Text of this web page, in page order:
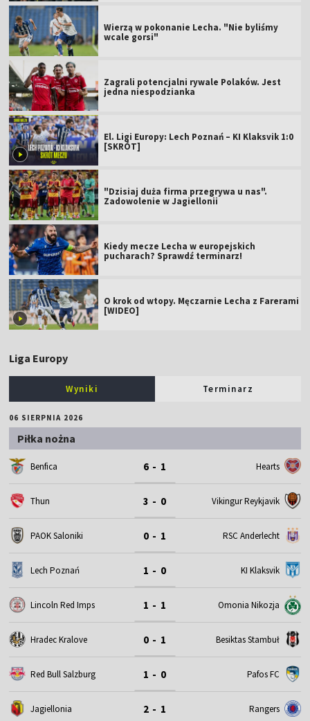
Wierzą w pokonanie Lecha. "Nie byliśmy
wcale gorsi"
Zagrali potencjalni rywale Polaków. Jest
jedna niespodzianka
El. Ligi Europy: Lech Poznań – KI Klaksvik 1:0
[SKRÓT]
"Dzisiaj duża firma przegrywa u nas".
Zadowolenie w Jagiellonii
Kiedy mecze Lecha w europejskich
pucharach? Sprawdź terminarz!
O krok od wtopy. Męczarnie Lecha z Farerami
[WIDEO]
Liga Europy
Wyniki Terminarz
06 SIERPNIA 2026
Piłka nożna
Benfica 6 - 1 Hearts
Thun 3 - 0 Vikingur Reykjavik
PAOK Saloniki 0 - 1 RSC Anderlecht
Lech Poznań 1 - 0 KI Klaksvik
Lincoln Red Imps 1 - 1 Omonia Nikozja
Hradec Kralove 0 - 1 Besiktas Stambuł
Red Bull Salzburg 1 - 0 Pafos FC
Jagiellonia 2 - 1 Rangers